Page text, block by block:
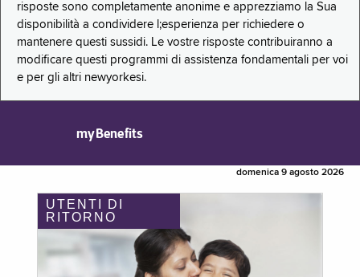
risposte sono completamente anonime e apprezziamo la Sua
disponibilità a condividere l;esperienza per richiedere o
mantenere questi sussidi. Le vostre risposte contribuiranno a
modificare questi programmi di assistenza fondamentali per voi
e per gli altri newyorkesi.
myBenefits
domenica 9 agosto 2026
UTENTI DI
RITORNO